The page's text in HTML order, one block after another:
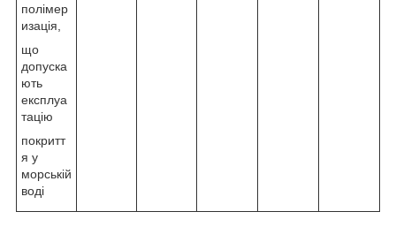
полімер
изація,
що
допуска
ють
експлуа
тацію
покритт
я у
морській
воді